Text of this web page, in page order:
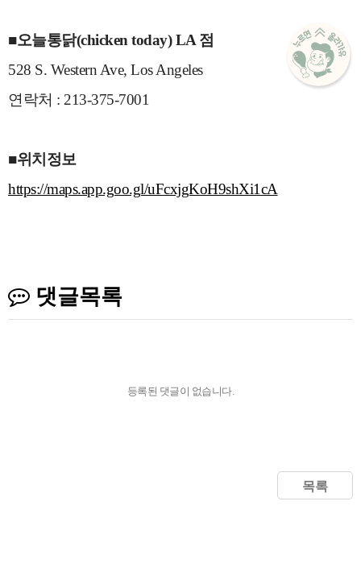
■오늘통닭(chicken today) LA 점
528 S. Western Ave, Los Angeles
연락처 : 213-375-7001
■위치정보
https://maps.app.goo.gl/uFcxjgKoH9shXi1cA
댓글목록
등록된 댓글이 없습니다.
목록